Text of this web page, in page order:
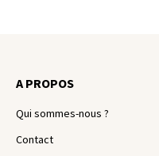
A PROPOS
Qui sommes-nous ?
Contact